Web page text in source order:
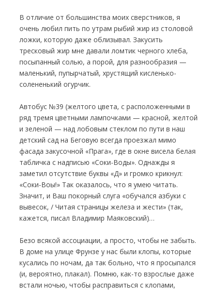
В отличие от большинства моих сверстников, я
очень любил пить по утрам рыбий жир из столовой
ложки, которую даже облизывал. Закусить
тресковый жир мне давали ломтик черного хлеба,
посыпанный солью, а порой, для разнообразия —
маленький, пупырчатый, хрустящий кисленько-
солененький огурчик.
Автобус №39 (желтого цвета, с расположенными в
ряд тремя цветными лампочками — красной, желтой
и зеленой — над лобовым стеклом по пути в наш
детский сад на Беговую всегда проезжал мимо
фасада закусочной «Прага», где в окне висела белая
табличка с надписью «Соки-Воды». Однажды я
заметил отсутствие буквы «Д» и громко крикнул:
«Соки-Воы!» Так оказалось, что я умею читать.
Значит, и Ваш покорный слуга «обучался азбуки с
вывесок, / Читая страницы железа и жести» (так,
кажется, писал Владимир Маяковский)…
Безо всякой ассоциации, а просто, чтобы не забыть.
В доме на улице Фрунзе у нас были клопы, которые
кусались по ночам, да так больно, что я просыпался
(и, вероятно, плакал). Помню, как-то взрослые даже
встали ночью, чтобы расправиться с клопами,